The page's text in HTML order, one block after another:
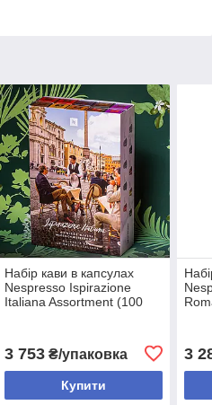
Набір кави в капсулах
Nespresso Ispirazione
Italiana Assortment (100
3 753₴/упаковка
Купити
3